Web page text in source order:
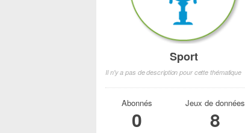
Sport
Il n'y a pas de description pour cette thématique
Abonnés
0
Jeux de données
8